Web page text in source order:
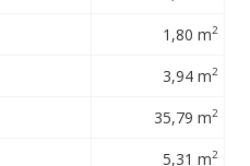
1,80 m2
3,94 m2
35,79 m2
5,31 m2